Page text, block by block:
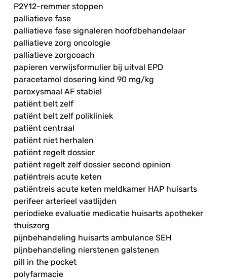
P2Y12-remmer stoppen
palliatieve fase
palliatieve fase signaleren hoofdbehandelaar
palliatieve zorg oncologie
palliatieve zorgcoach
papieren verwijsformulier bij uitval EPD
paracetamol dosering kind 90 mg/kg
paroxysmaal AF stabiel
patiënt belt zelf
patiënt belt zelf polikliniek
patiënt centraal
patiënt niet herhalen
patiënt regelt dossier
patiënt regelt zelf dossier second opinion
patiëntreis acute keten
patiëntreis acute keten meldkamer HAP huisarts
perifeer arterieel vaatlijden
periodieke evaluatie medicatie huisarts apotheker
thuiszorg
pijnbehandeling huisarts ambulance SEH
pijnbehandeling nierstenen galstenen
pill in the pocket
polyfarmacie